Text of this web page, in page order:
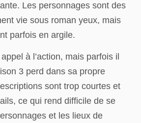
Les personnages sont des
vie sous roman yeux, mais
parfois en argile.
à l’action, mais parfois il
3 perd dans sa propre
sont trop courtes et
ce qui rend difficile de se
et les lieux de